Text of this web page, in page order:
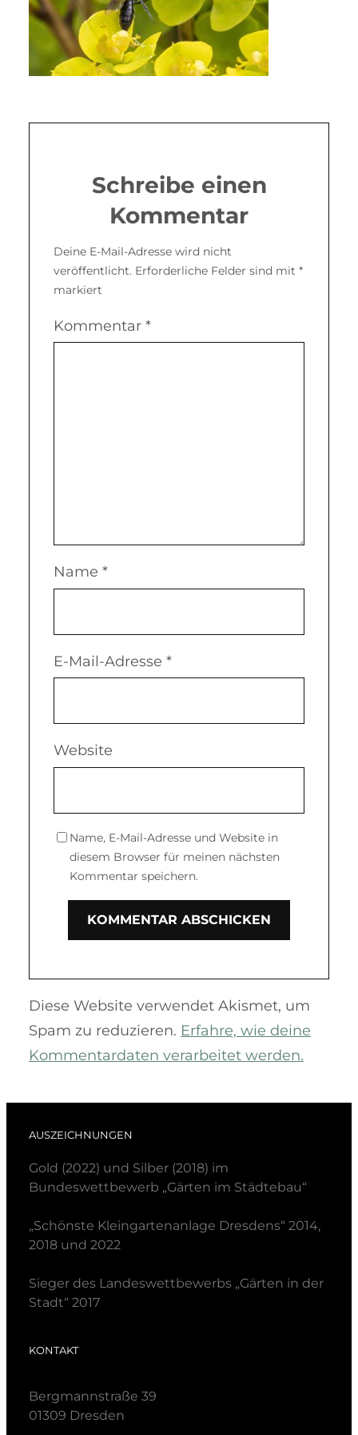
Schreibe einen
Kommentar
Deine E-Mail-Adresse wird nicht
veröffentlicht. Erforderliche Felder sind mit *
markiert
Kommentar *
Name *
E-Mail-Adresse *
Website
Name, E-Mail-Adresse und Website in
diesem Browser für meinen nächsten
Kommentar speichern.
Diese Website verwendet Akismet, um
Spam zu reduzieren. Erfahre, wie deine
Kommentardaten verarbeitet werden.
AUSZEICHNUNGEN
Gold (2022) und Silber (2018) im
Bundeswettbewerb „Gärten im Städtebau“
„Schönste Kleingartenanlage Dresdens“ 2014,
2018 und 2022
Sieger des Landeswettbewerbs „Gärten in der
Stadt“ 2017
KONTAKT
Bergmannstraße 39
01309 Dresden